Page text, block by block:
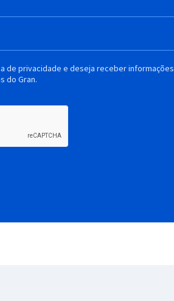
de privacidade e deseja receber informações
do Gran.